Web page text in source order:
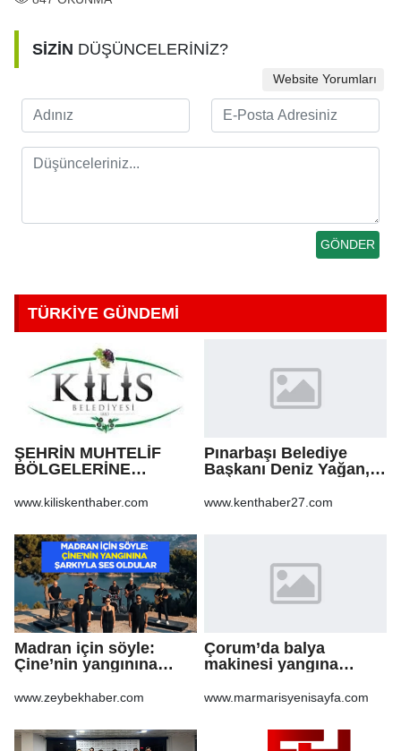
SİZİN DÜŞÜNCELERİNİZ?
Website Yorumları
TÜRKİYE GÜNDEMİ
ŞEHRİN MUHTELİF
BÖLGELERİNE
VE BOZULAN
ONARILMASI YAPIM İŞİ
www.kiliskenthaber.com
Pınarbaşı Belediye
Başkanı Deniz Yağan,
www.kenthaber27.com
Madran için söyle:
Çine’nin yangınına
www.zeybekhaber.com
Çorum’da balya
makinesi yangına
anız küle döndü
www.marmarisyenisayfa.com